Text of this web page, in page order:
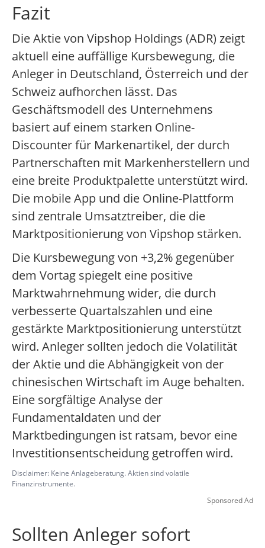
Fazit
Die Aktie von Vipshop Holdings (ADR) zeigt
aktuell eine auffällige Kursbewegung, die
Anleger in Deutschland, Österreich und der
Schweiz aufhorchen lässt. Das
Geschäftsmodell des Unternehmens
basiert auf einem starken Online-
Discounter für Markenartikel, der durch
Partnerschaften mit Markenherstellern und
eine breite Produktpalette unterstützt wird.
Die mobile App und die Online-Plattform
sind zentrale Umsatztreiber, die die
Marktpositionierung von Vipshop stärken.
Die Kursbewegung von +3,2% gegenüber
dem Vortag spiegelt eine positive
Marktwahrnehmung wider, die durch
verbesserte Quartalszahlen und eine
gestärkte Marktpositionierung unterstützt
wird. Anleger sollten jedoch die Volatilität
der Aktie und die Abhängigkeit von der
chinesischen Wirtschaft im Auge behalten.
Eine sorgfältige Analyse der
Fundamentaldaten und der
Marktbedingungen ist ratsam, bevor eine
Investitionsentscheidung getroffen wird.
Disclaimer: Keine Anlageberatung. Aktien sind volatile
Finanzinstrumente.
Sponsored Ad
Sollten Anleger sofort